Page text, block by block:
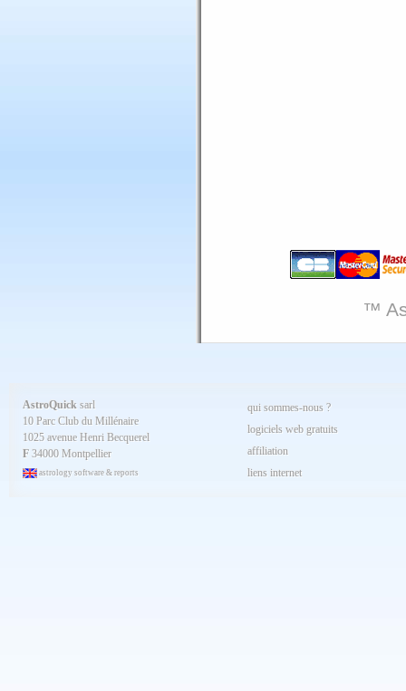
™
AstroQuick sarl
10 Parc Club du Millénaire
1025 avenue Henri Becquerel
F 34000 Montpellier
astrology software & reports
qui sommes-nous ?
logiciels web gratuits
affiliation
liens internet